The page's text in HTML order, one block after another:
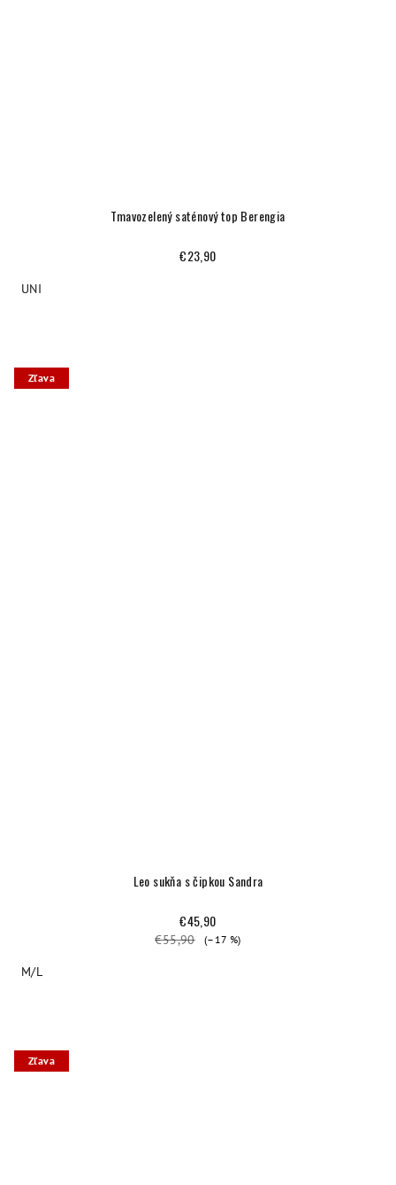
Tmavozelený saténový top Berengia
€23,90
UNI
Zľava
Leo sukňa s čipkou Sandra
€45,90
€55,90 (–17 %)
M/L
Zľava